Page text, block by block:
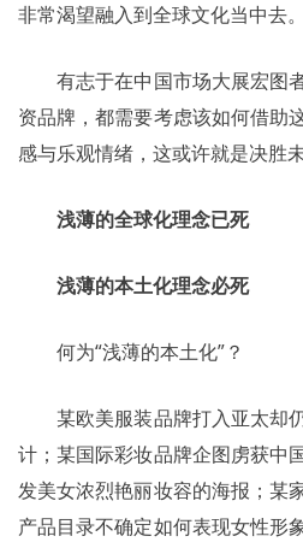
非常渴望融入到全球文化当中去。
	有志于在中国市场大展宏图者，无论是本土品牌亦或外
资品牌，都需要考虑该如何借助
感与乐观情绪，这或许就是决胜
浅薄的全球化理念已死
浅薄的本土化理念必死
	何为“浅薄的本土化”？
计；某国际彩妆品牌企图虏获中
发美女浓烈艳丽妆容的海报；某
产品目录不确定如何表现女性形